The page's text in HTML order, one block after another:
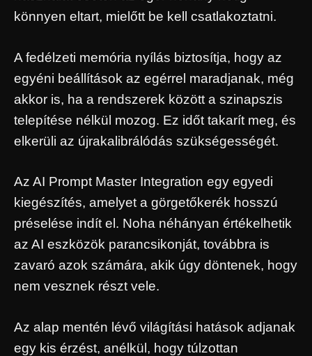
könnyen eltart, mielőtt be kell csatlakoztatni.
A fedélzeti memória nyílás biztosítja, hogy az
egyéni beállítások az egérrel maradjanak, még
akkor is, ha a rendszerek között a szinapszis
telepítése nélkül mozog. Ez időt takarít meg, és
elkerüli az újrakalibrálódás szükségességét.
Az AI Prompt Master Integration egy egyedi
kiegészítés, amelyet a görgetőkerék hosszú
préselése indít el. Noha néhányan értékelhetik
az AI eszközök parancsikonját, továbbra is
zavaró azok számára, akik úgy döntenek, hogy
nem vesznek részt vele.
Az alap mentén lévő világítási hatások adjanak
egy kis érzést, anélkül, hogy túlzottan